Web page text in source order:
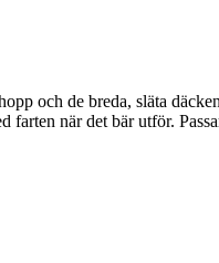
och de breda, släta
farten när det bär utför.